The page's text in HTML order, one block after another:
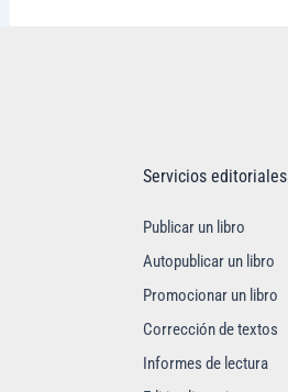
Servicios editoriales
Publicar un libro
Autopublicar un libro
Promocionar un libro
Corrección de textos
Informes de lectura